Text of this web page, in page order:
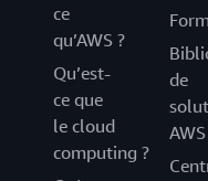
ce
qu’AWS ?
Qu’est-
ce que
le cloud
computing ?
de
AWS